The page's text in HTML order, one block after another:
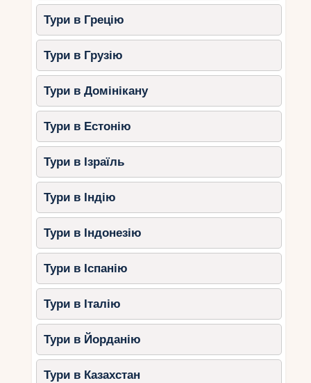
Тури в Грецію
Тури в Грузію
Тури в Домінікану
Тури в Естонію
Тури в Ізраїль
Тури в Індію
Тури в Індонезію
Тури в Іспанію
Тури в Італію
Тури в Йорданію
Тури в Казахстан